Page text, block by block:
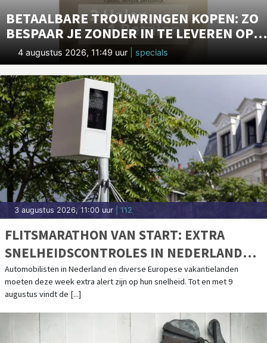
BETAALBARE TROUWRINGEN KOPEN: ZO
BESPAAR JE ZONDER IN TE LEVEREN OP
KWALITEIT
4 augustus 2026, 11:49 uur | specials
3 augustus 2026, 11:00 uur | 112
FLITSMARATHON VAN START: EXTRA
SNELHEIDSCONTROLES IN NEDERLAND
EN POPULAIRE VAKANTIELANDEN
Automobilisten in Nederland en diverse Europese vakantielanden
moeten deze week extra alert zijn op hun snelheid. Tot en met 9
augustus vindt de [...]